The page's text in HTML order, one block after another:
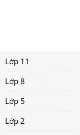
Lớp 11
Lớp 8
Lớp 5
Lớp 2